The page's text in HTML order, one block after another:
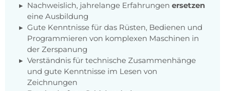
Nachweislich, jahrelange Erfahrungen ersetzen
eine Ausbildung
Gute Kenntnisse für das Rüsten, Bedienen und
Programmieren von komplexen Maschinen in
der Zerspanung
Verständnis für technische Zusammenhänge
und gute Kenntnisse im Lesen von
Zeichnungen